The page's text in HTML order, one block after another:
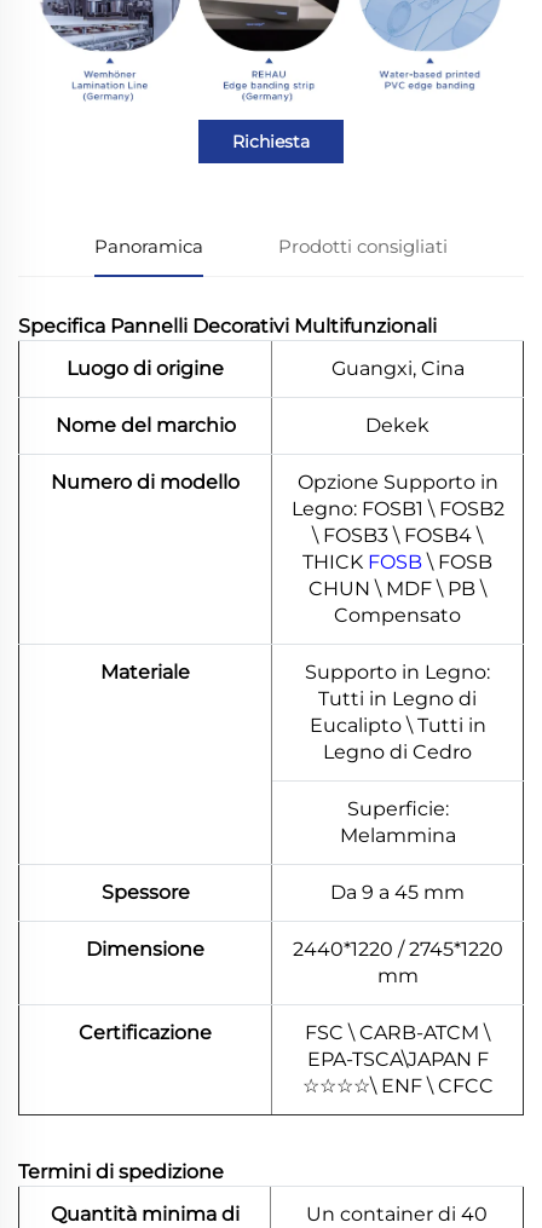
Richiesta
Panoramica Prodotti consigliati
Specifica Pannelli Decorativi Multifunzionali
Luogo di origine
Guangxi, Cina
Nome del marchio Dekek
Numero di modello
Opzione Supporto in
Legno: FOSB1 \ FOSB2
\ FOSB3 \ FOSB4 \
THICK FOSB\ FOSB
CHUN \ MDF \ PB \
Compensato
Materiale
Supporto in Legno:
Tutti in Legno di
Eucalipto \ Tutti in
Legno di Cedro
Superficie:
Melammina
Spessore Da 9 a 45 mm
Dimensione
2440*1220 / 2745*1220
mm
Certificazione
FSC \ CARB-ATCM \
EPA-TSCA\JAPAN F
☆☆☆☆\ ENF \ CFCC
Termini di spedizione
Quantità minima di
Un container di 40